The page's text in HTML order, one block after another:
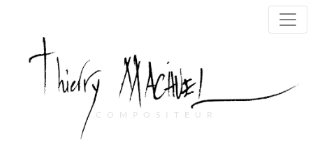
COMPOSITEUR
Main Navigation